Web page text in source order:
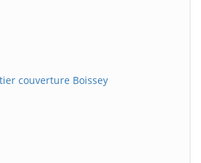
couverture Boissey